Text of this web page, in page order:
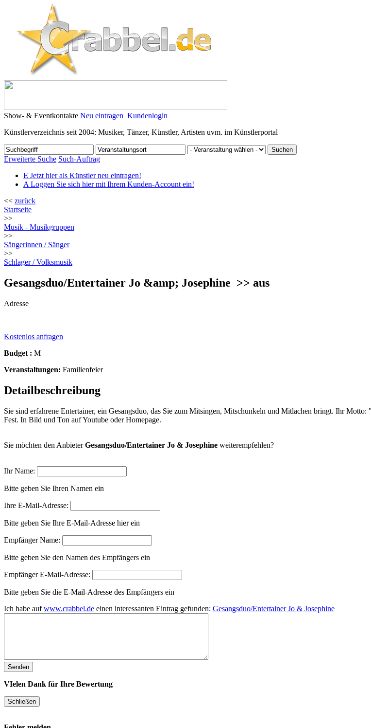
Show- & Eventkontakte Neu eintragen Kundenlogin
Künstlerverzeichnis seit 2004: Musiker, Tänzer, Künstler, Artisten uvm. im Künstlerportal
Erweiterte Suche Such-Auftrag
E Jetzt hier als Künstler neu eintragen!
A Loggen Sie sich hier mit Ihrem Kunden-Account ein!
<< zurück
Startseite
>>
Musik - Musikgruppen
>>
Sängerinnen / Sänger
>>
Schlager / Volksmusik
Gesangsduo/Entertainer Jo &amp; Josephine >> aus
Adresse
Kostenlos anfragen
Budget : M
Veranstaltungen: Familienfeier
Detailbeschreibung
Sie sind erfahrene Entertainer, ein Gesangsduo, das Sie zum Mitsingen, Mitschunkeln und Mitlachen bringt. Ihr
Fest. In Bild und Ton auf Youtube oder Homepage.
Sie möchten den AnbieterGesangsduo/Entertainer Jo & Josephine weiterempfehlen?
Ihr Name:
Bitte geben Sie Ihren Namen ein
Ihre E-Mail-Adresse:
Bitte geben Sie Ihre E-Mail-Adresse hier ein
Empfänger Name:
Bitte geben Sie den Namen des Empfängers ein
Empfänger E-Mail-Adresse:
Bitte geben Sie die E-Mail-Adresse des Empfängers ein
Ich habe aufwww.crabbel.de einen interessanten Eintrag gefunden: Gesangsduo/Entertainer Jo & Josephine
VIelen Dank für Ihre Bewertung